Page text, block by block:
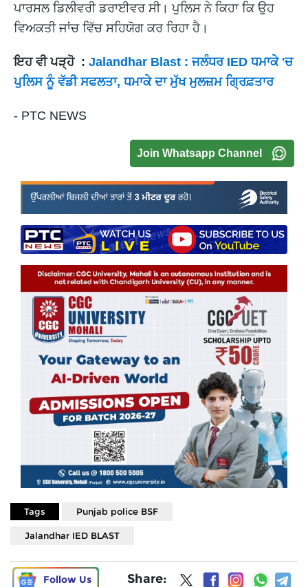
ਪਾਰਸਲ ਡਿਲੀਵਰੀ ਡਰਾਈਵਰ ਸੀ। ਪੁਲਿਸ ਨੇ ਕਿਹਾ ਕਿ ਉਹ
ਵਿਅਕਤੀ ਜਾਂਚ ਵਿੱਚ ਸਹਿਯੋਗ ਕਰ ਰਿਹਾ ਹੈ।
ਇਹ ਵੀ ਪੜ੍ਹੋ : Jalandhar Blast : ਜਲੰਧਰ IED ਧਮਾਕੇ 'ਚ
ਪੁਲਿਸ ਨੂੰ ਵੱਡੀ ਸਫਲਤਾ, ਧਮਾਕੇ ਦਾ ਮੁੱਖ ਮੁਲਜ਼ਮ ਗ੍ਰਿਫ਼ਤਾਰ
- PTC NEWS
Join Whatsapp Channel
Tags Punjab police BSF
Jalandhar IED BLAST
Follow Us Share: